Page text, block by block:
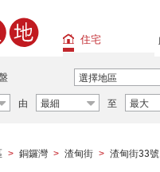
住宅
選擇地區
由 最細 至 最大
> 銅鑼灣 > 渣甸街 > 渣甸街33號